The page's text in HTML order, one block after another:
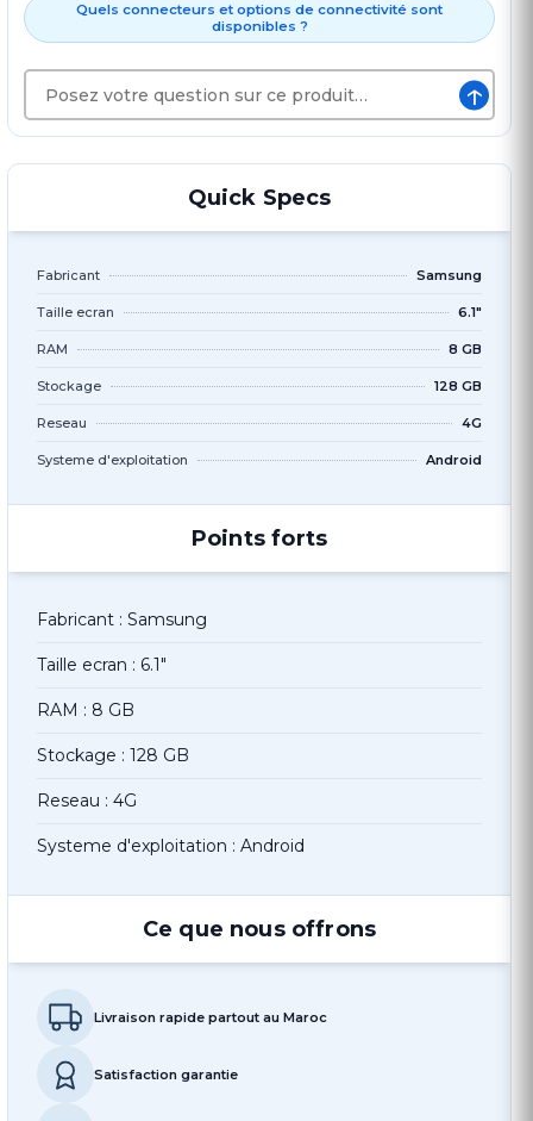
Quels connecteurs et options de connectivité sont
disponibles ?
↑
Quick Specs
Fabricant Samsung
Taille ecran 6.1"
RAM 8 GB
Stockage 128 GB
Reseau 4G
Systeme d'exploitation Android
Points forts
Fabricant : Samsung
Taille ecran : 6.1"
RAM : 8 GB
Stockage : 128 GB
Reseau : 4G
Systeme d'exploitation : Android
Ce que nous offrons
Livraison rapide partout au Maroc
Satisfaction garantie